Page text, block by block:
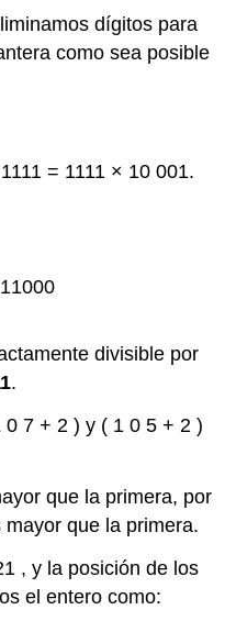
dígitos para
como sea posible
1111 = 1111 × 10 001.
divisible por
.
0 7 + 2 ) y ( 1 0 5 + 2 )
que la primera, por
que la primera.
, y la posición de los
el entero como: